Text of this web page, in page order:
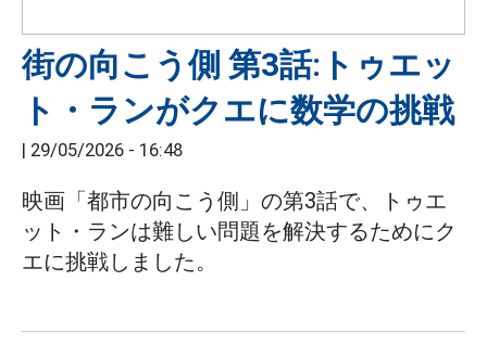
街の向こう側 第3話:トゥエッ
ト・ランがクエに数学の挑戦
29/05/2026 - 16:48
映画「都市の向こう側」の第3話で、トゥエ
ット・ランは難しい問題を解決するためにク
エに挑戦しました。